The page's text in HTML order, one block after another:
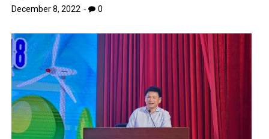
December 8, 2022 0